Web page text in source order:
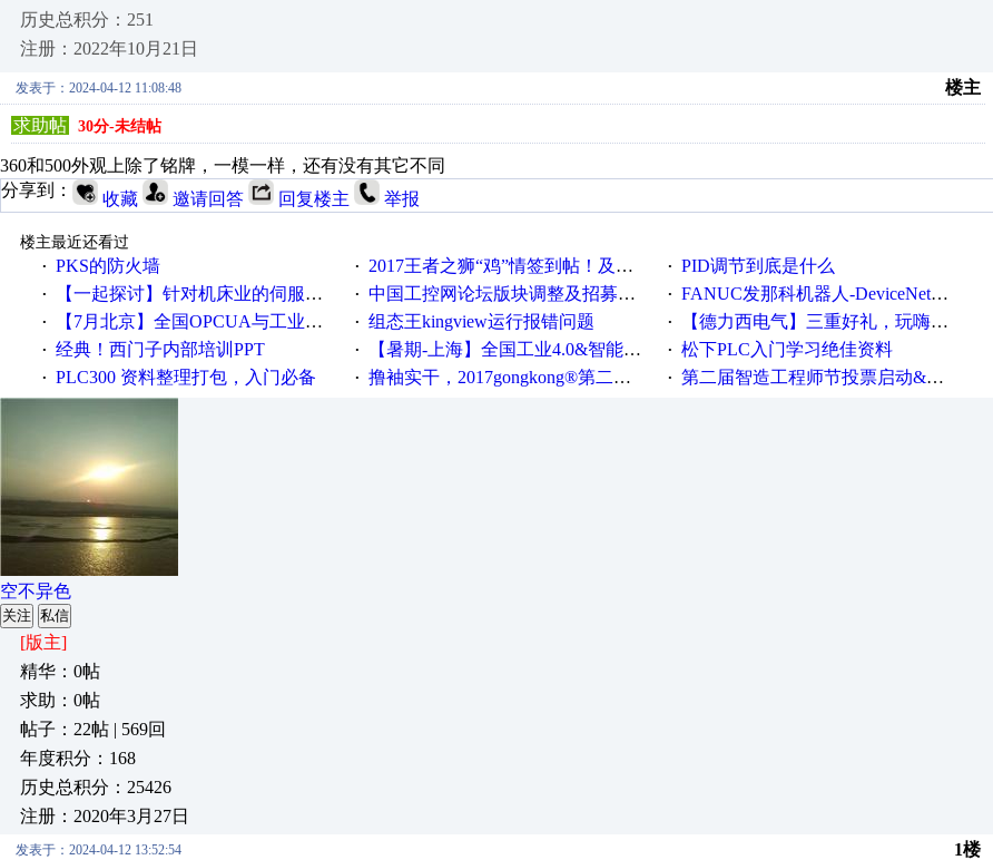
历史总积分：251
注册：2022年10月21日
发表于：2024-04-12 11:08:48
楼主
求助帖
30分-未结帖
360和500外观上除了铭牌，一模一样，还有没有其它不同
分享到：
收藏 邀请回答 回复楼主 举报
楼主最近还看过
· PKS的防火墙 · 2017王者之狮“鸡”情签到帖！及时更新在线研讨会预告 · PID调节到底是什么
· 【一起探讨】针对机床业的伺服系统发展，您的期望是什么？ · 中国工控网论坛版块调整及招募版主公告 · FANUC发那科机器人-DeviceNet通信使用手册(中文)
· 【7月北京】全国OPCUA与工业互联技术培训班通知！ · 组态王kingview运行报错问题 · 【德力西电气】三重好礼，玩嗨夏日！
· 经典！西门子内部培训PPT · 【暑期-上海】全国工业4.0&智能制造高级培训班通知！ · 松下PLC入门学习绝佳资料
· PLC300 资料整理打包，入门必备 · 撸袖实干，2017gongkong®第二届智造工程师节正式起航！ · 第二届智造工程师节投票启动&周周有礼！
空不异色
关注 私信
[版主]
精华：0帖
求助：0帖
帖子：22帖 | 569回
年度积分：168
历史总积分：25426
注册：2020年3月27日
发表于：2024-04-12 13:52:54 1楼